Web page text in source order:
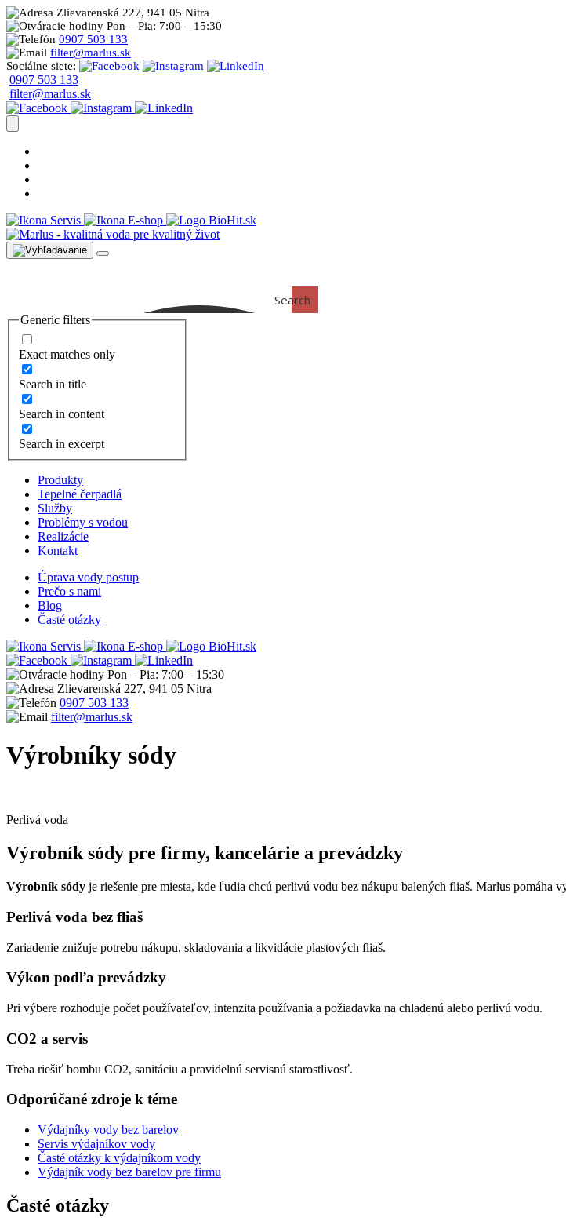
Zlievarenská 227, 941 05 Nitra
Pon – Pia: 7:00 – 15:30
0907 503 133
filter@marlus.sk
Sociálne siete:
0907 503 133
filter@marlus.sk
Servis E-shop
Search
Generic filters
Exact matches only
Search in title
Search in content
Search in excerpt
Produkty
Tepelné čerpadlá
Služby
Problémy s vodou
Realizácie
Kontakt
Úprava vody postup
Prečo s nami
Blog
Časté otázky
Servis
E-shop
Pon – Pia: 7:00 – 15:30
Zlievarenská 227, 941 05 Nitra
0907 503 133
filter@marlus.sk
Výrobníky sódy
Perlivá voda
Výrobník sódy pre firmy, kancelárie a prevádzky
Výrobník sódy je riešenie pre miesta, kde ľudia chcú perlivú vodu bez nákupu balených fliaš. Marlus
Perlivá voda bez fliaš
Zariadenie znižuje potrebu nákupu, skladovania a likvidácie plastových fliaš.
Výkon podľa prevádzky
Pri výbere rozhoduje počet používateľov, intenzita používania a požiadavka na chladenú alebo perlivú vodu.
CO2 a servis
Treba riešiť bombu CO2, sanitáciu a pravidelnú servisnú starostlivosť.
Odporúčané zdroje k téme
Výdajníky vody bez barelov
Servis výdajníkov vody
Časté otázky k výdajníkom vody
Výdajník vody bez barelov pre firmu
Časté otázky